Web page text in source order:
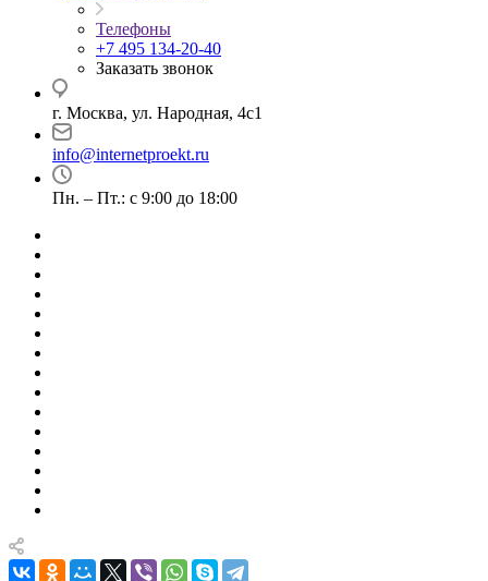
Телефоны
+7 495 134-20-40
Заказать звонок
г. Москва, ул. Народная, 4с1
info@internetproekt.ru
Пн. – Пт.: с 9:00 до 18:00